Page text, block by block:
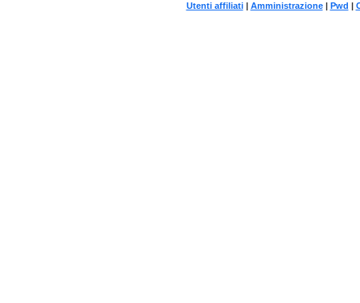
Utenti affiliati| Amministrazione| Pwd |